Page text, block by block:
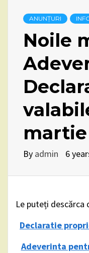
ANUNȚURI
Noile
martie
By admin 6
Le puteți descărca
Declaratie
Adeverinta